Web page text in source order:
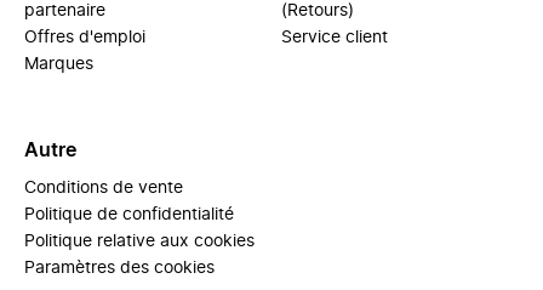
partenaire
Offres d'emploi
Marques
(Retours)
Service client
Autre
Conditions de vente
Politique de confidentialité
Politique relative aux cookies
Paramètres des cookies